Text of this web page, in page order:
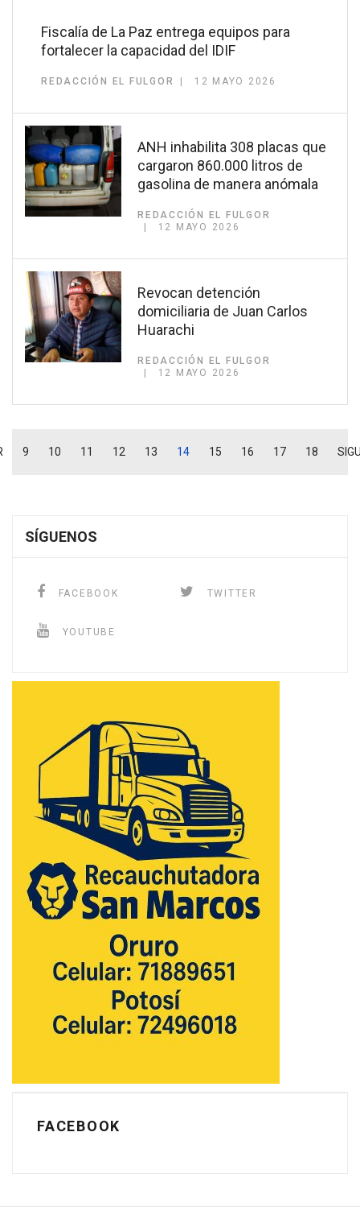
Fiscalía de La Paz entrega equipos para
fortalecer la capacidad del IDIF
REDACCIÓN EL FULGOR 12 MAYO 2026
ANH inhabilita 308 placas que
cargaron 860.000 litros de
gasolina de manera anómala
REDACCIÓN EL FULGOR
12 MAYO 2026
Revocan detención
domiciliaria de Juan Carlos
Huarachi
REDACCIÓN EL FULGOR
12 MAYO 2026
9 10 11 12 13 14 15 16 17 18
SÍGUENOS
FACEBOOK TWITTER
YOUTUBE
FACEBOOK